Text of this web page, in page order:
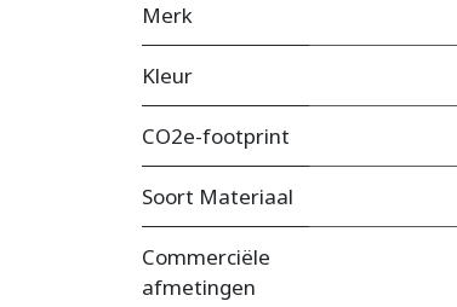
Merk
Kleur
CO2e-footprint
Soort Materiaal
Commerciële
afmetingen